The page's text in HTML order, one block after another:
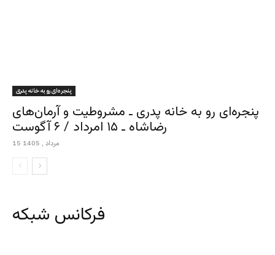
پنجره‌ای رو به خانه پدری
پنجره‌ای رو به خانه پدری ـ مشروطیت و آرمان‌های
رضاشاه ـ ۱۵ امرداد / ۶ آگوست
15 مرداد , 1405
فرکانس شبکه